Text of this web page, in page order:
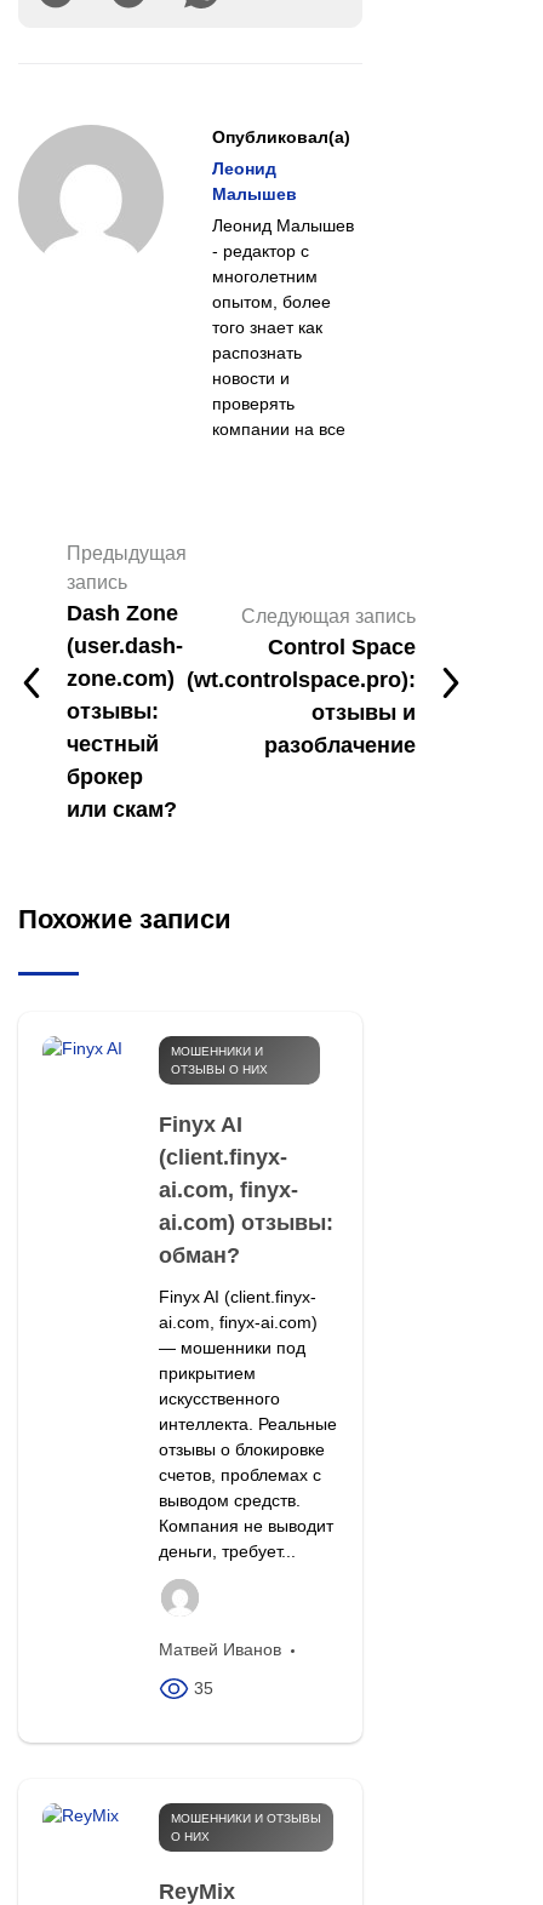
Опубликовал(а)
Леонид
Малышев
Леонид Малышев
- редактор с
многолетним
опытом, более
того знает как
распознать
новости и
проверять
компании на все
Предыдущая
запись
Dash Zone
(user.dash-
zone.com)
отзывы:
честный
брокер
или скам?
Следующая запись
Control Space
(wt.controlspace.pro):
отзывы и
разоблачение
Похожие записи
МОШЕННИКИ И
ОТЗЫВЫ О НИХ
Finyx AI
(client.finyx-
ai.com, finyx-
ai.com) отзывы:
обман?
Finyx AI (client.finyx-
ai.com, finyx-ai.com)
— мошенники под
прикрытием
искусственного
интеллекта. Реальные
отзывы о блокировке
счетов, проблемах с
выводом средств.
Компания не выводит
деньги, требует...
Матвей Иванов
35
МОШЕННИКИ И ОТЗЫВЫ
О НИХ
ReyMix